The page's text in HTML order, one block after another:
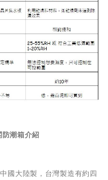
潮箱介紹
國大陸製，台灣製造有約四